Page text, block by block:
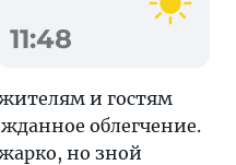
11:48
и гостям
облегчение.
но зной